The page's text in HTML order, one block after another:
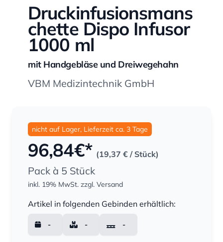
Druckinfusionsmans
chette Dispo Infusor
1000 ml
mit Handgebläse und Dreiwegehahn
VBM Medizintechnik GmbH
nicht auf Lager, Lieferzeit ca. 3 Tage
96,84€* (19,37 € / Stück)
Pack à 5 Stück
inkl. 19% MwSt. zzgl. Versand
Artikel in folgenden Gebinden erhältlich:
- - -